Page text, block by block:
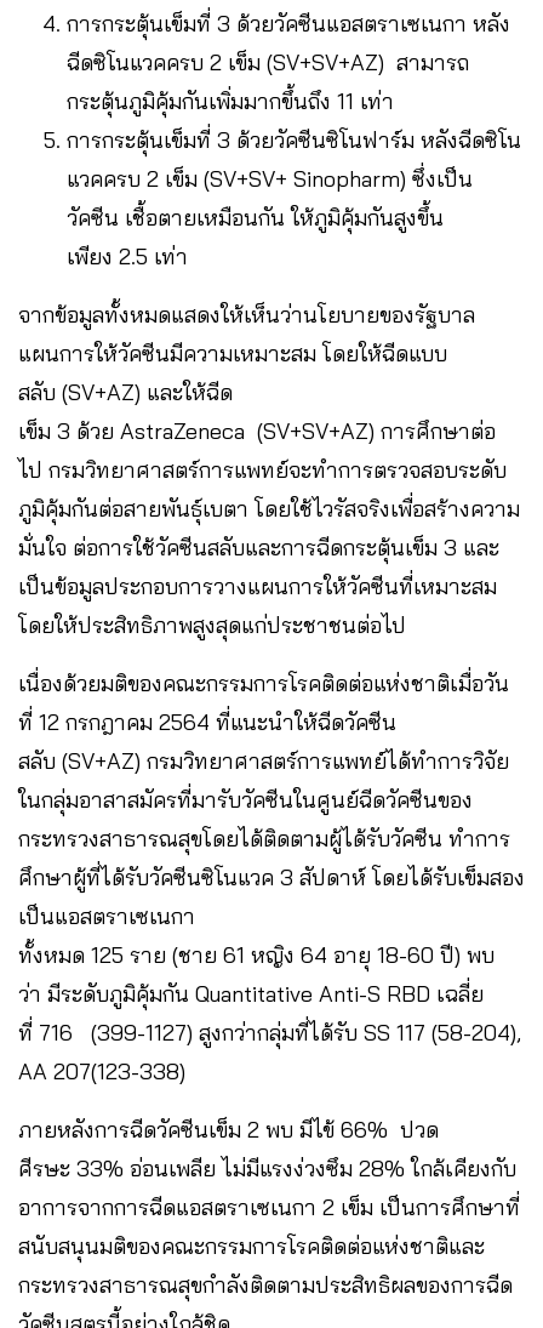
การกระตุ้นเข็มที่ 3 ด้วยวัคซีนแอสตราเซเนกา หลัง
ฉีดซิโนแวคครบ 2 เข็ม (SV+SV+AZ) สามารถ
กระตุ้นภูมิคุ้มกันเพิ่มมากขึ้นถึง 11 เท่า
การกระตุ้นเข็มที่ 3 ด้วยวัคซีนซิโนฟาร์ม หลังฉีดซิโน
แวคครบ 2 เข็ม (SV+SV+ Sinopharm) ซึ่งเป็น
วัคซีน เชื้อตายเหมือนกัน ให้ภูมิคุ้มกันสูงขึ้น
เพียง 2.5 เท่า
จากข้อมูลทั้งหมดแสดงให้เห็นว่านโยบายของรัฐบาล
แผนการให้วัคซีนมีความเหมาะสม โดยให้ฉีดแบบ
สลับ (SV+AZ) และให้ฉีด
เข็ม 3 ด้วย AstraZeneca (SV+SV+AZ) การศึกษาต่อ
ไป กรมวิทยาศาสตร์การแพทย์จะทำการตรวจสอบระดับ
ภูมิคุ้มกันต่อสายพันธุ์เบตา โดยใช้ไวรัสจริงเพื่อสร้างความ
มั่นใจ ต่อการใช้วัคซีนสลับและการฉีดกระตุ้นเข็ม 3 และ
เป็นข้อมูลประกอบการวางแผนการให้วัคซีนที่เหมาะสม
โดยให้ประสิทธิภาพสูงสุดแก่ประชาชนต่อไป
เนื่องด้วยมติของคณะกรรมการโรคติดต่อแห่งชาติเมื่อวัน
ที่ 12 กรกฎาคม 2564 ที่แนะนำให้ฉีดวัคซีน
สลับ (SV+AZ) กรมวิทยาศาสตร์การแพทย์ได้ทำการวิจัย
ในกลุ่มอาสาสมัครที่มารับวัคซีนในศูนย์ฉีดวัคซีนของ
กระทรวงสาธารณสุขโดยได้ติดตามผู้ได้รับวัคซีน ทำการ
ศึกษาผู้ที่ได้รับวัคซีนซิโนแวค 3 สัปดาห์ โดยได้รับเข็มสอง
เป็นแอสตราเซเนกา
ทั้งหมด 125 ราย (ชาย 61 หญิง 64 อายุ 18-60 ปี) พบ
ว่า มีระดับภูมิคุ้มกัน Quantitative Anti-S RBD เฉลี่ย
ที่ 716 (399-1127) สูงกว่ากลุ่มที่ได้รับ SS 117 (58-204),
AA 207(123-338)
ภายหลังการฉีดวัคซีนเข็ม 2 พบ มีไข้ 66% ปวด
ศีรษะ 33% อ่อนเพลีย ไม่มีแรงง่วงซึม 28% ใกล้เคียงกับ
อาการจากการฉีดแอสตราเซเนกา 2 เข็ม เป็นการศึกษาที่
สนับสนุนมติของคณะกรรมการโรคติดต่อแห่งชาติและ
กระทรวงสาธารณสุขกำลังติดตามประสิทธิผลของการฉีด